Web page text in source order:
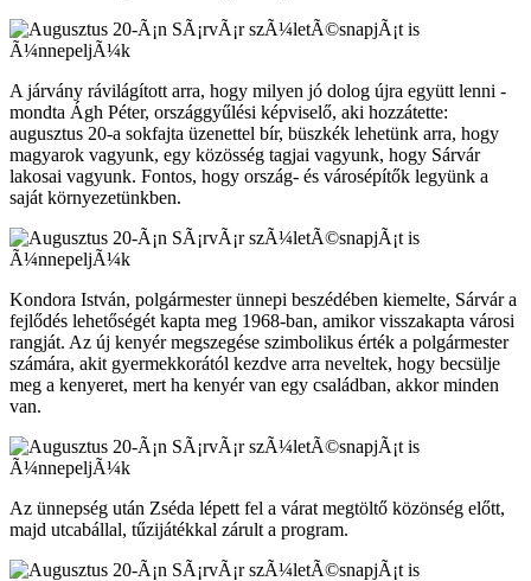
A járvány rávilágított arra, hogy milyen jó dolog újra együtt lenni -
mondta Ágh Péter, országgyűlési képviselő, aki hozzátette:
augusztus 20-a sokfajta üzenettel bír, büszkék lehetünk arra, hogy
magyarok vagyunk, egy közösség tagjai vagyunk, hogy Sárvár
lakosai vagyunk. Fontos, hogy ország- és városépítők legyünk a
saját környezetünkben.
Kondora István, polgármester ünnepi beszédében kiemelte, Sárvár a
fejlődés lehetőségét kapta meg 1968-ban, amikor visszakapta városi
rangját. Az új kenyér megszegése szimbolikus érték a polgármester
számára, akit gyermekkorától kezdve arra neveltek, hogy becsülje
meg a kenyeret, mert ha kenyér van egy családban, akkor minden
van.
Az ünnepség után Zséda lépett fel a várat megtöltő közönség előtt,
majd utcabállal, tűzijátékkal zárult a program.